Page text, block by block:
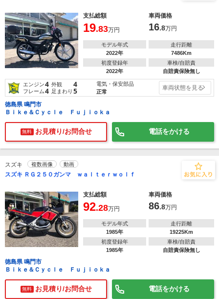
支払総額 車両価格
19.83万円 16.8万円
モデル年式
2022年
走行距離
7486Km
初度登録年
2022年
車検/自賠責
自賠責保険無し
エンジン4 外観 4
フレーム4 足まわり 5
電気・保安部品
正常
車両状態を見る
徳島県 鳴門市
Ｂｉｋｅ＆Ｃｙｃｌｅ Ｆｕｊｉｏｋａ
無料 お見積り/お問合せ 電話をかける
スズキ 複数画像 動画
スズキ ＲＧ２５０ガンマ ｗａｌｔｅｒｗｏｌｆ
支払総額 車両価格
92.28万円 86.8万円
モデル年式
1985年
走行距離
19225Km
初度登録年
1985年
車検/自賠責
自賠責保険無し
徳島県 鳴門市
Ｂｉｋｅ＆Ｃｙｃｌｅ Ｆｕｊｉｏｋａ
無料 お見積り/お問合せ 電話をかける